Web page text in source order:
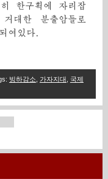
한구획에 자리잡
대한 분출암들로
여있다.
: 빙하감소 가자지대
국제